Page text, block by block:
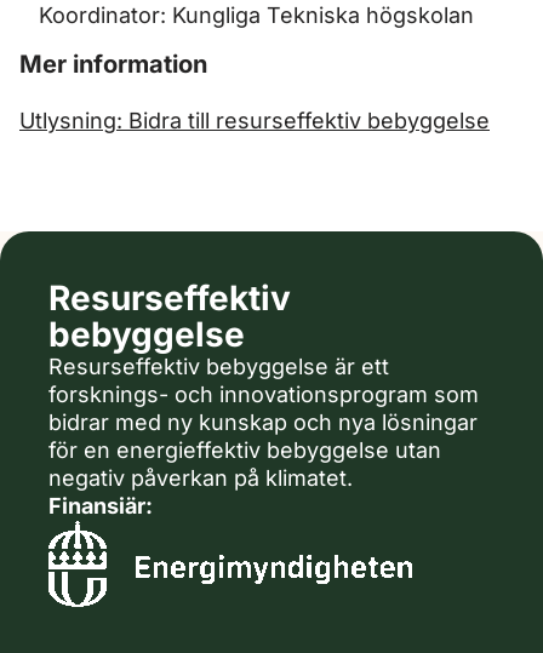
Koordinator: Kungliga Tekniska högskolan
Mer information
Utlysning: Bidra till resurseffektiv bebyggelse
Resurseffektiv
bebyggelse
Resurseffektiv bebyggelse är ett
forsknings- och innovationsprogram som
bidrar med ny kunskap och nya lösningar
för en energieffektiv bebyggelse utan
negativ påverkan på klimatet.
Finansiär: